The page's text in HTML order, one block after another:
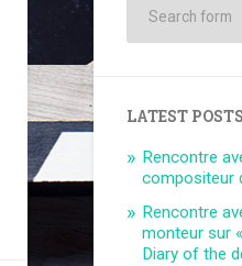
LATEST POSTS
Rencontre
compositeur
Rencontre
monteur sur
Diary of the